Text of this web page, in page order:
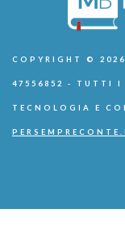
COPYRIGHT ©
47556852 - TUTTI I
TECNOLOGIA E